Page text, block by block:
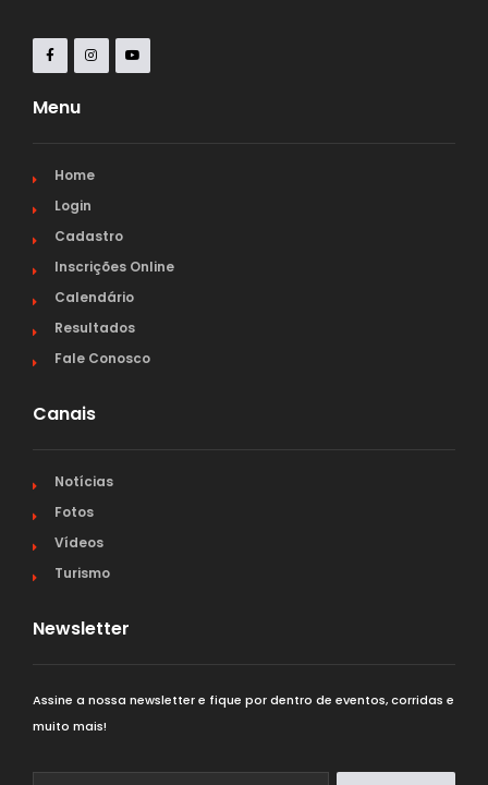
Menu
Home
Login
Cadastro
Inscrições Online
Calendário
Resultados
Fale Conosco
Canais
Notícias
Fotos
Vídeos
Turismo
Newsletter
Assine a nossa newsletter e fique por dentro de eventos, corridas e
muito mais!